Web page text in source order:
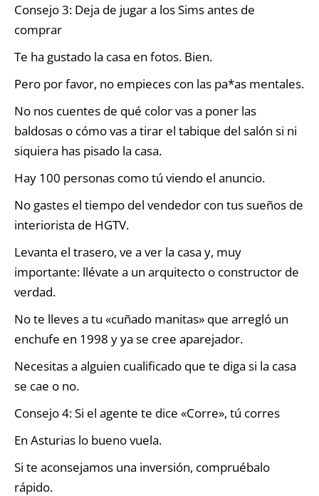
Consejo 3: Deja de jugar a los Sims antes de
comprar
Te ha gustado la casa en fotos. Bien.
Pero por favor, no empieces con las pa*as mentales.
No nos cuentes de qué color vas a poner las
baldosas o cómo vas a tirar el tabique del salón si ni
siquiera has pisado la casa.
Hay 100 personas como tú viendo el anuncio.
No gastes el tiempo del vendedor con tus sueños de
interiorista de HGTV.
Levanta el trasero, ve a ver la casa y, muy
importante: llévate a un arquitecto o constructor de
verdad.
No te lleves a tu «cuñado manitas» que arregló un
enchufe en 1998 y ya se cree aparejador.
Necesitas a alguien cualificado que te diga si la casa
se cae o no.
Consejo 4: Si el agente te dice «Corre», tú corres
En Asturias lo bueno vuela.
Si te aconsejamos una inversión, compruébalo
rápido.